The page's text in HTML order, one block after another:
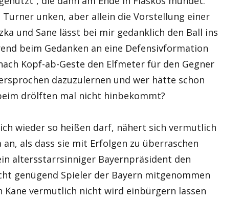
unken, aber allein die Vorstellung einer
und Sane lässt bei mir gedanklich den Ball ins
beim Gedanken an eine Defensivformation
Kopf-ab-Geste den Elfmeter für den Gegner
dazuzulernen und wer hätte schon
drölften mal nicht hinbekommt?
wieder so heißen darf, nähert sich vermutlich
als dass sie mit Erfolgen zu überraschen
altersstarrsinniger Bayernpräsident den
genügend Spieler der Bayern mitgenommen
Kane vermutlich nicht wird einbürgern lassen